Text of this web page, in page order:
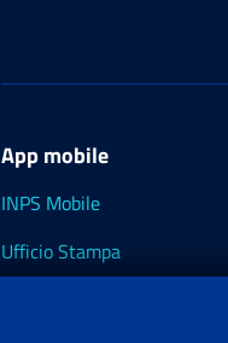
App mobile
INPS Mobile
Ufficio Stampa